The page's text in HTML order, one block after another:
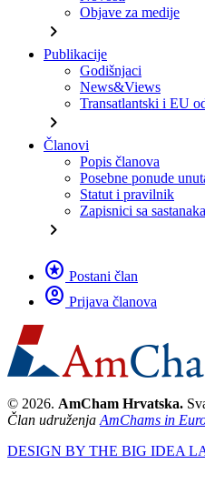
Objave za medije
chevron_right
Publikacije
Godišnjaci
News&Views
Transatlantski i EU
chevron_right
Članovi
Popis članova
Posebne ponude
Statut i pravilnik
Zapisnici sa
chevron_right
stars Postani član
account_circle Prijava članova
© 2026. AmCham Hrvatska.
Član udruženja AmChams in
DESIGN BY THE BIG IDEA